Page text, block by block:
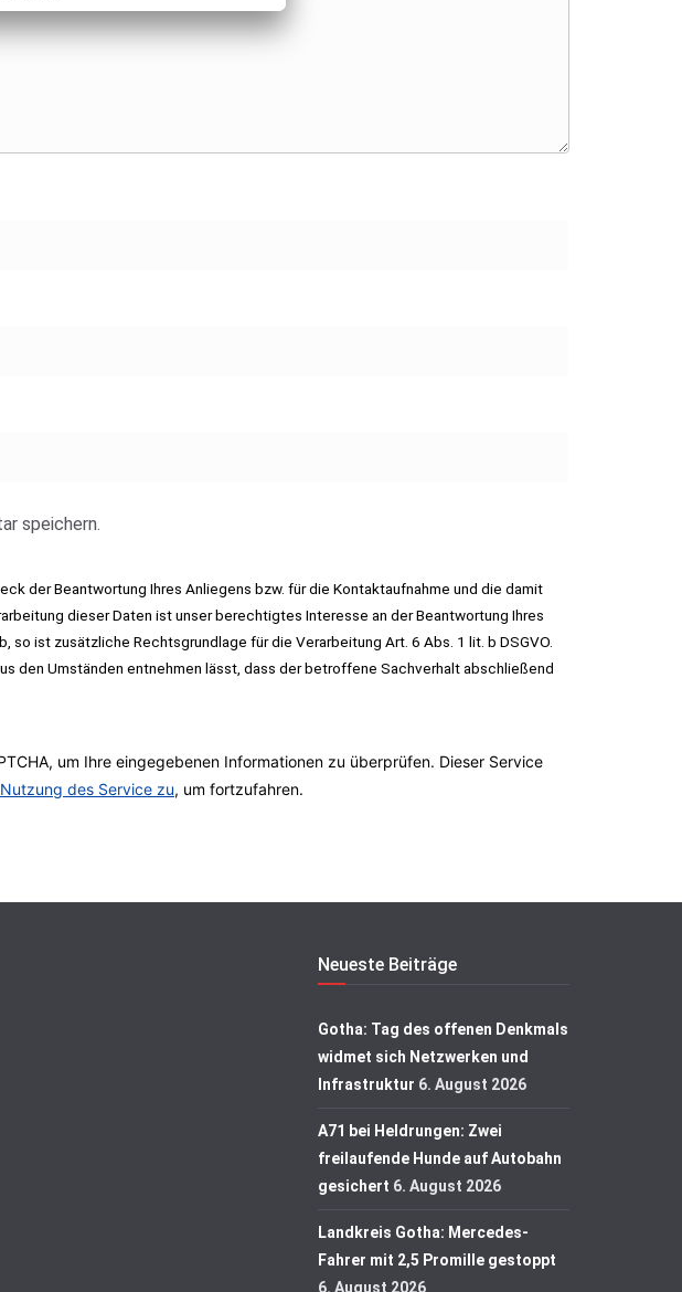
speichern.
der Beantwortung Ihres Anliegens bzw. für die Kontaktaufnahme und die damit
dieser Daten ist unser berechtigtes Interesse an der Beantwortung Ihres
ist zusätzliche Rechtsgrundlage für die Verarbeitung Art. 6 Abs. 1 lit. b DSGVO.
den Umständen entnehmen lässt, dass der betroffene Sachverhalt abschließend
um Ihre eingegebenen Informationen zu überprüfen. Dieser Service
des Service zu, um fortzufahren.
Neueste Beiträge
Gotha: Tag des offenen Denkmals
widmet sich Netzwerken und
Infrastruktur 6. August 2026
A71 bei Heldrungen: Zwei
freilaufende Hunde auf Autobahn
gesichert 6. August 2026
Landkreis Gotha: Mercedes-
Fahrer mit 2,5 Promille gestoppt
6. August 2026